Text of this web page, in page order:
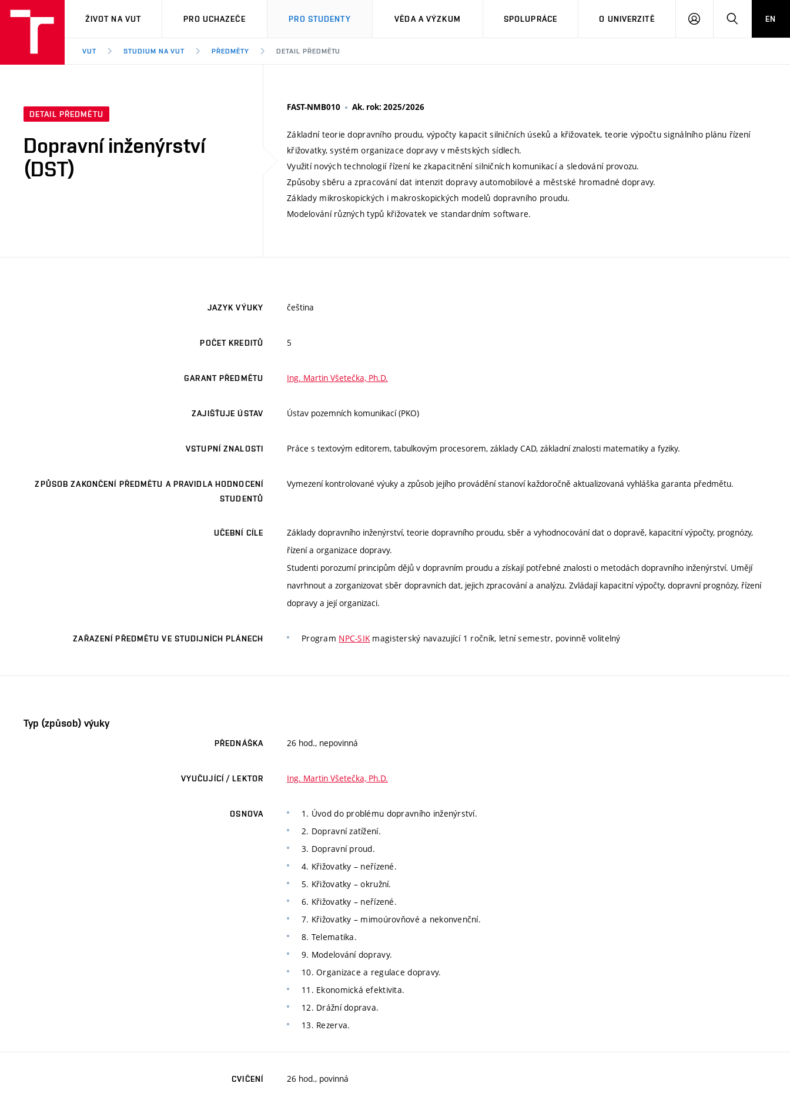
VUT
ŽIVOT NA VUT PRO UCHAZEČE PRO STUDENTY VĚDA A VÝZKUM SPOLUPRÁCE O UNIVERZITĚ
PŘIHLÁSIT HLEDATEN
VUT STUDIUM NA VUT PŘEDMĚTY DETAIL PŘEDMĚTU
DETAIL PŘEDMĚTU
Dopravní inženýrství
(DST)
FAST-NMB010 Ak. rok: 2025/2026
Základní teorie dopravního proudu, výpočty kapacit silničních úseků a křižovatek, teorie výpočtu signálního plánu řízení
křižovatky, systém organizace dopravy v městských sídlech.
Využití nových technologií řízení ke zkapacitnění silničních komunikací a sledování provozu.
Způsoby sběru a zpracování dat intenzit dopravy automobilové a městské hromadné dopravy.
Základy mikroskopických i makroskopických modelů dopravního proudu.
Modelování různých typů křižovatek ve standardním software.
JAZYK VÝUKY čeština
POČET KREDITŮ 5
GARANT PŘEDMĚTU Ing. Martin Všetečka, Ph.D.
ZAJIŠŤUJE ÚSTAV Ústav pozemních komunikací (PKO)
VSTUPNÍ ZNALOSTI Práce s textovým editorem, tabulkovým procesorem, základy CAD, základní znalosti matematiky a fyziky.
ZPŮSOB ZAKONČENÍ PŘEDMĚTU A PRAVIDLA HODNOCENÍ
STUDENTŮ
Vymezení kontrolované výuky a způsob jejího provádění stanoví každoročně aktualizovaná vyhláška garanta předmětu.
UČEBNÍ CÍLE
Základy dopravního inženýrství, teorie dopravního proudu, sběr a vyhodnocování dat o dopravě, kapacitní výpočty, prognózy,
řízení a organizace dopravy.
Studenti porozumí principům dějů v dopravním proudu a získají potřebné znalosti o metodách dopravního inženýrství. Umějí
navrhnout a zorganizovat sběr dopravních dat, jejich zpracování a analýzu. Zvládají kapacitní výpočty, dopravní prognózy, řízení
dopravy a její organizaci.
ZAŘAZENÍ PŘEDMĚTU VE STUDIJNÍCH PLÁNECH Program NPC-SIKmagisterský navazující 1 ročník, letní semestr, povinně volitelný
Typ (způsob) výuky
PŘEDNÁŠKA 26 hod., nepovinná
VYUČUJÍCÍ / LEKTOR Ing. Martin Všetečka, Ph.D.
OSNOVA
1. Úvod do problému dopravního inženýrství.
2. Dopravní zatížení.
3. Dopravní proud.
4. Křižovatky – neřízené.
5. Křižovatky – okružní.
6. Křižovatky – neřízené.
7. Křižovatky – mimoúrovňové a nekonvenční.
8. Telematika.
9. Modelování dopravy.
10. Organizace a regulace dopravy.
11. Ekonomická efektivita.
12. Drážní doprava.
13. Rezerva.
CVIČENÍ 26 hod., povinná